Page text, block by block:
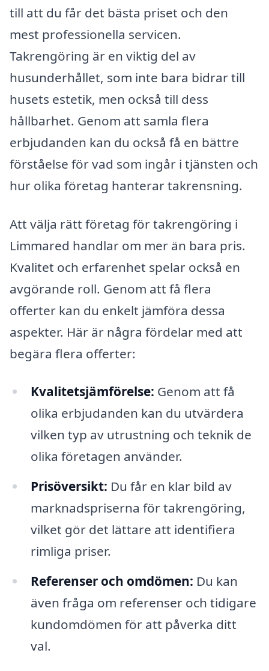
till att du får det bästa priset och den
mest professionella servicen.
Takrengöring är en viktig del av
husunderhållet, som inte bara bidrar till
husets estetik, men också till dess
hållbarhet. Genom att samla flera
erbjudanden kan du också få en bättre
förståelse för vad som ingår i tjänsten och
hur olika företag hanterar takrensning.
Att välja rätt företag för takrengöring i
Limmared handlar om mer än bara pris.
Kvalitet och erfarenhet spelar också en
avgörande roll. Genom att få flera
offerter kan du enkelt jämföra dessa
aspekter. Här är några fördelar med att
begära flera offerter:
Kvalitetsjämförelse: Genom att få
olika erbjudanden kan du utvärdera
vilken typ av utrustning och teknik de
olika företagen använder.
Prisöversikt: Du får en klar bild av
marknadspriserna för takrengöring,
vilket gör det lättare att identifiera
rimliga priser.
Referenser och omdömen: Du kan
även fråga om referenser och tidigare
kundomdömen för att påverka ditt
val.